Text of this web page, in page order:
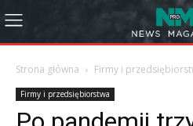
Strona główna Firmy i
Firmy i przedsiębiorstwa